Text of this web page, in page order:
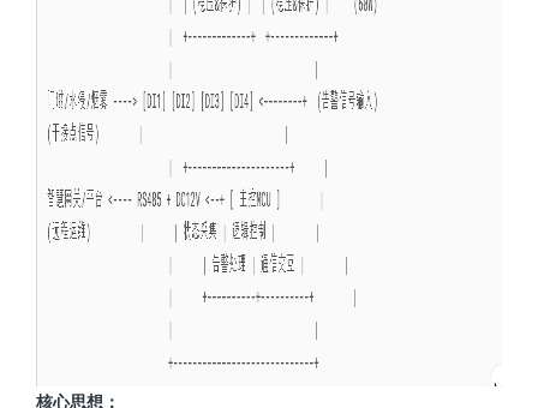
核心思想：